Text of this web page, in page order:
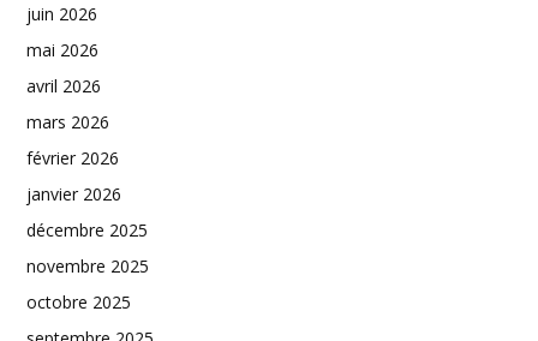
juin 2026
mai 2026
avril 2026
mars 2026
février 2026
janvier 2026
décembre 2025
novembre 2025
octobre 2025